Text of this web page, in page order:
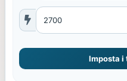
Imposta i